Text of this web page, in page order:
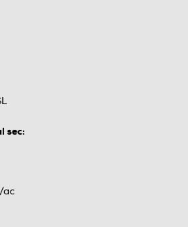
sec:
ac